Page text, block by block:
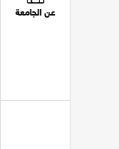
عن الجامعة